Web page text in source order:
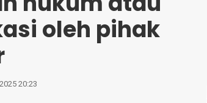
oleh pihak
20:23